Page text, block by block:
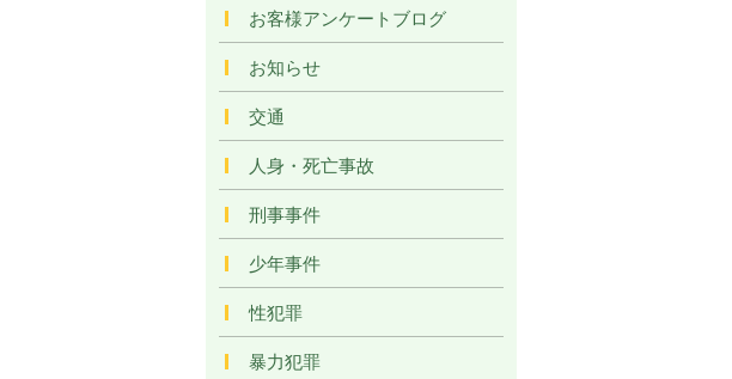
お客様アンケートブログ
お知らせ
交通
人身・死亡事故
刑事事件
少年事件
性犯罪
暴力犯罪